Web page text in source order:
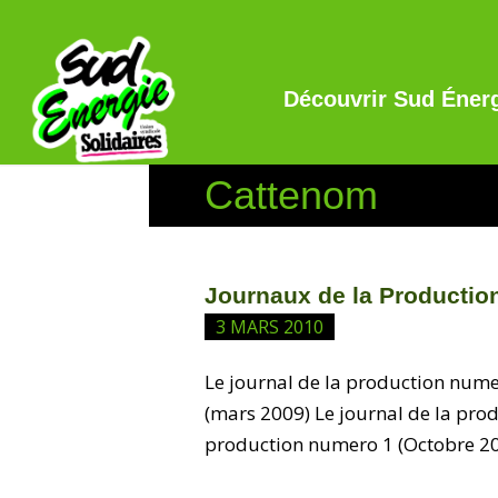
Découvrir Sud
Cattenom
Journaux de la
3 MARS 2010
Le journal de la production
(mars 2009) Le journal de la
production numero 1 (Octobre